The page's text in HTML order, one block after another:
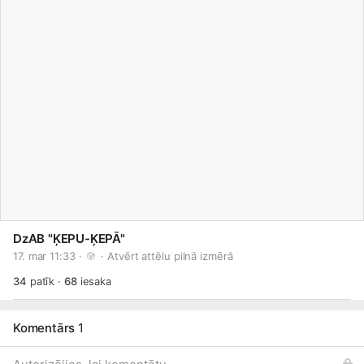
DzAB "ĶEPU-ĶEPĀ"
17. mar 11:33 · · Atvērt attēlu pilnā izmērā
34 patīk · 68iesaka
Komentārs 1